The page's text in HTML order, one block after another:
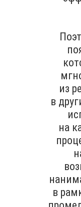
из
в
на
в